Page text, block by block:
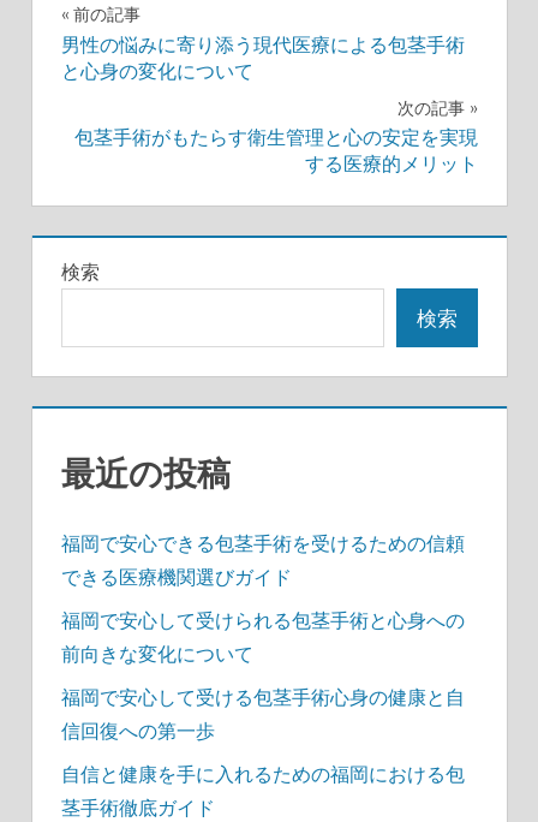
投
稿
ゲ
ー
シ
ョ
ン
前の記事
男性の悩みに寄り添う現代医療による包茎手術
と心身の変化について
次の記事
包茎手術がもたらす衛生管理と心の安定を実現
する医療的メリット
検索
検索
最近の投稿
福岡で安心できる包茎手術を受けるための信頼
できる医療機関選びガイド
福岡で安心して受けられる包茎手術と心身への
前向きな変化について
福岡で安心して受ける包茎手術心身の健康と自
信回復への第一歩
自信と健康を手に入れるための福岡における包
茎手術徹底ガイド